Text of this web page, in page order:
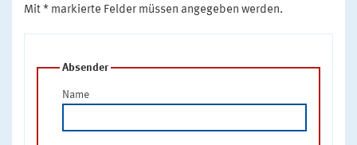
Mit * markierte Felder müssen angegeben werden.
Absender
Name